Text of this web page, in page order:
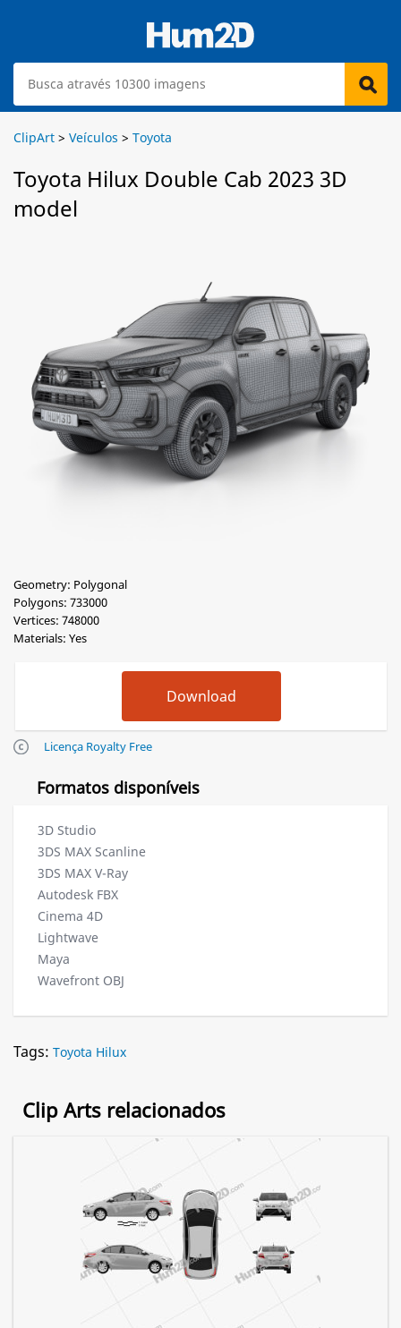
ClipArt > Veículos > Toyota
Toyota Hilux Double Cab 2023 3D
model
Geometry: Polygonal
Polygons: 733000
Vertices: 748000
Materials: Yes
Licença Royalty Free
Formatos disponíveis
3D Studio
3DS MAX Scanline
3DS MAX V-Ray
Autodesk FBX
Cinema 4D
Lightwave
Maya
Wavefront OBJ
Tags: Toyota Hilux
Clip Arts relacionados